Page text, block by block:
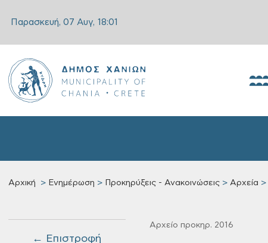
Παρασκευή, 07 Αυγ, 18:01
Αρχική Ενημέρωση Προκηρύξεις - Ανακοινώσεις Αρχεία
← Επιστροφή
Αρχείο προκηρ. 2016